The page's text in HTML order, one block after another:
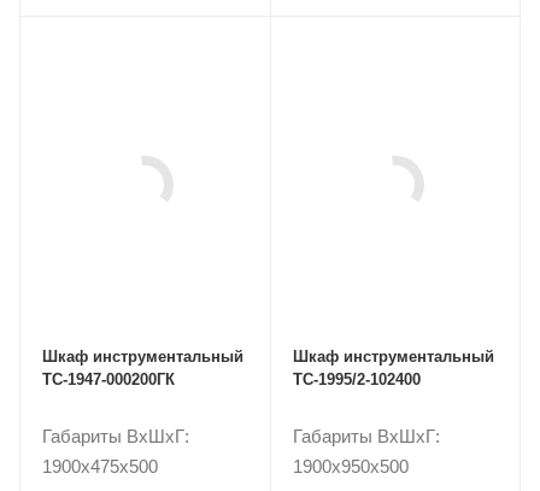
Шкаф инструментальный
TC-1947-000200ГК
Габариты ВxШxГ:
1900x475x500
Шкаф инструментальный
TC-1995/2-102400
Габариты ВxШxГ:
1900x950x500